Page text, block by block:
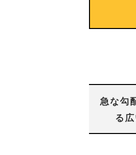
急な勾
る